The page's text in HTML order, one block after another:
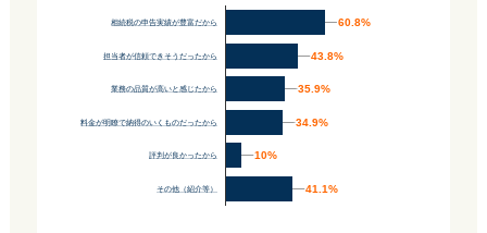
相続税の申告実績が豊富だから
担当者が信頼できそうだったから
業務の品質が高いと感じたから
料金が明瞭で納得のいくものだったから
評判が良かったから
その他（紹介等）
60.8%
60.8%
43.8%
43.8%
35.9%
35.9%
34.9%
34.9%
10%
10%
41.1%
41.1%